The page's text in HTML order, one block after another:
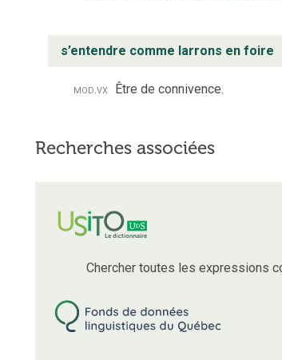
s’entendre comme larrons en foire
mod.vx Être de connivence.
Recherches associées
Chercher toutes les expressions